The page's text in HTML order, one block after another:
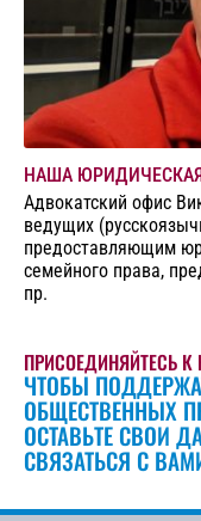
НАША
Адвокатский офис
ведущих
предоставляющим
семейного права,
пр.
ПРИСОЕДИНЯЙТЕСЬ
ЧТОБЫ
ОБЩЕСТВЕННЫХ
ОСТАВЬТЕ СВОИ
СВЯЗАТЬСЯ С